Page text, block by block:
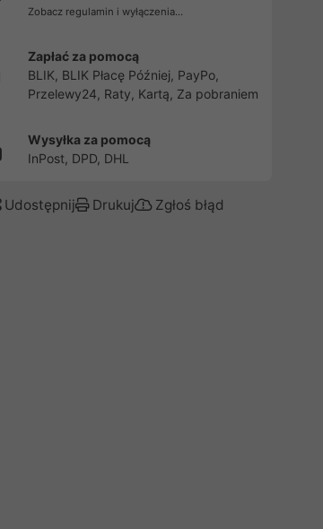
Zobacz regulamin i wyłączenia...
Zapłać za pomocą
BLIK, BLIK Płacę Później, PayPo,
Przelewy24, Raty, Kartą, Za pobraniem
Wysyłka za pomocą
InPost, DPD, DHL
Udostępnij Drukuj Zgłoś błąd